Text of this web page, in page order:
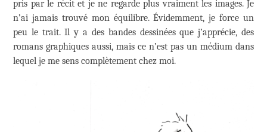
pris par le récit et je ne regarde plus vraiment les images. Je
n’ai jamais trouvé mon équilibre. Évidemment, je force un
peu le trait. Il y a des bandes dessinées que j’apprécie, des
romans graphiques aussi, mais ce n’est pas un médium dans
lequel je me sens complètement chez moi.